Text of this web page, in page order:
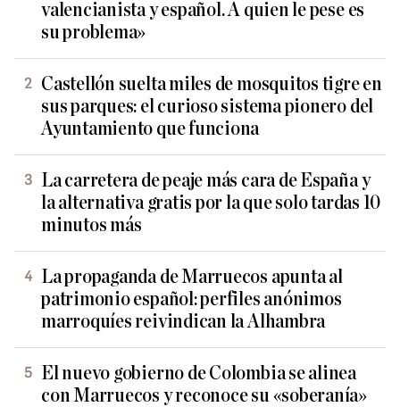
valencianista y español. A quien le pese es
su problema»
Castellón suelta miles de mosquitos tigre en
sus parques: el curioso sistema pionero del
Ayuntamiento que funciona
La carretera de peaje más cara de España y
la alternativa gratis por la que solo tardas 10
minutos más
La propaganda de Marruecos apunta al
patrimonio español: perfiles anónimos
marroquíes reivindican la Alhambra
El nuevo gobierno de Colombia se alinea
con Marruecos y reconoce su «soberanía»